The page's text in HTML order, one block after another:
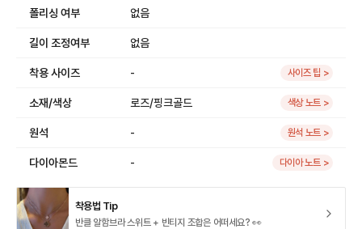
폴리싱 여부 없음
길이 조정여부 없음
착용 사이즈 - 사이즈 팁 >
소재/색상 로즈/핑크골드 색상 노트 >
원석 - 원석 노트 >
다이아몬드 - 다이아 노트 >
착용법 Tip
반클 알함브라 스위트 + 빈티지 조합은 어떠세요? 👀